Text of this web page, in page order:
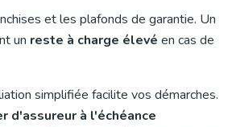
et les plafonds de garantie. Un
un reste à charge élevé en cas de
simplifiée facilite vos démarches.
d'assureur à l'échéance